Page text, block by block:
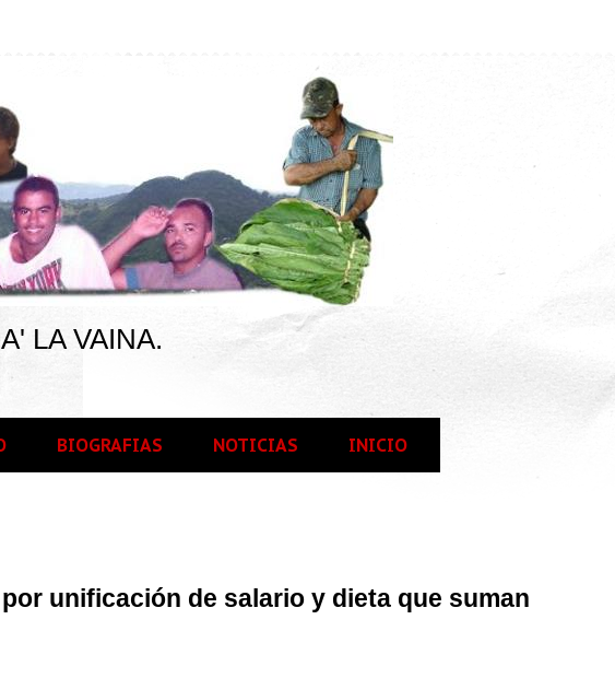
LA VAINA.
BIOGRAFIAS NOTICIAS INICIO
unificación de salario y dieta que suman